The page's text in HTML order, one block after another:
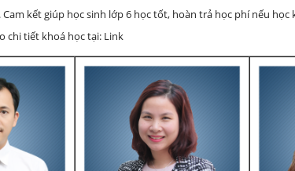
Cam kết giúp học sinh lớp 6 học tốt, hoàn trả học phí nếu
chi tiết khoá học tại: Link